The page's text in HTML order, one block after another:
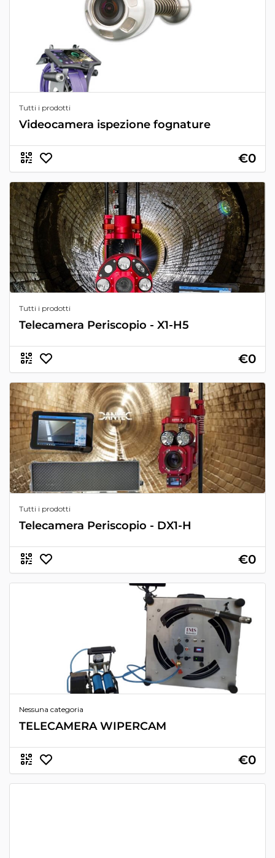
Tutti i prodotti
Videocamera ispezione fognature
€0
Tutti i prodotti
Telecamera Periscopio - X1-H5
€0
Tutti i prodotti
Telecamera Periscopio - DX1-H
€0
Nessuna categoria
TELECAMERA WIPERCAM
€0